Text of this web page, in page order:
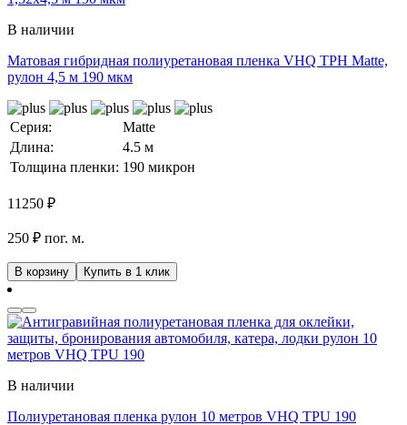
В наличии
Матовая гибридная полиуретановая пленка VHQ TPH Matte,
рулон 4,5 м 190 мкм
Серия:
Matte
Длина:
4.5 м
Толщина пленки: 190 микрон
11250 ₽
250 ₽ пог. м.
В корзину Купить в 1 клик
В наличии
Полиуретановая пленка рулон 10 метров VHQ TPU 190